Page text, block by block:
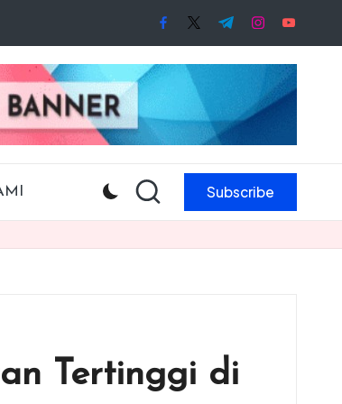
facebook.com
twitter.com
t.me
Subscribe
Tertinggi di